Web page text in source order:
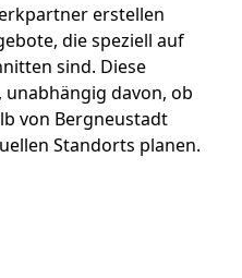
erstellen
die speziell auf
sind. Diese
davon, ob
von Bergneustadt
Standorts planen.